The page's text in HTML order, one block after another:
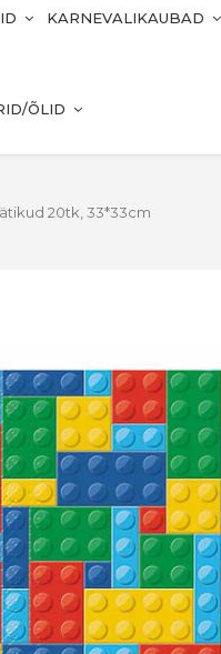
KARNEVALIKAUBAD
ÕLID
20tk, 33*33cm